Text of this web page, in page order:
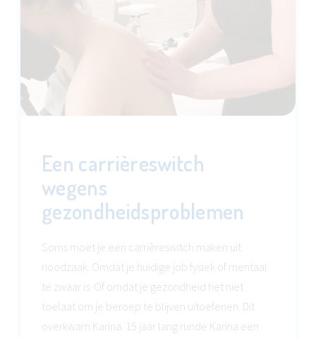
Een carrièreswitch
wegens
gezondheidsproblemen
Soms moet je een carrièreswitch maken uit
noodzaak. Omdat je huidige job fysiek of mentaal
te zwaar is. Of omdat je gezondheid het niet
toelaat om je beroep te blijven uitoefenen. Dit
overkwam Karina. 15 jaar lang runde Karina een